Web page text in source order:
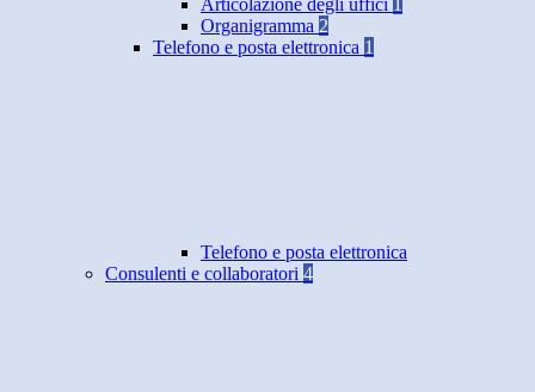
Articolazione degli uffici 1
Organigramma 2
Telefono e posta elettronica 1
Telefono e posta elettronica
Consulenti e collaboratori 4